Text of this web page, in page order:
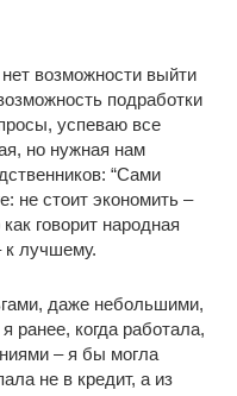
возможности выйти
подработки
успеваю все
но нужная нам
“Сами
не стоит экономить –
говорит народная
к лучшему.
даже небольшими,
ранее, когда работала,
– я бы могла
не в кредит, а из